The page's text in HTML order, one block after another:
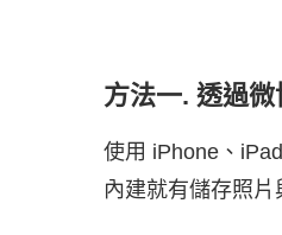
方法一. 透過
使用 iPhone、
內建就有儲存照